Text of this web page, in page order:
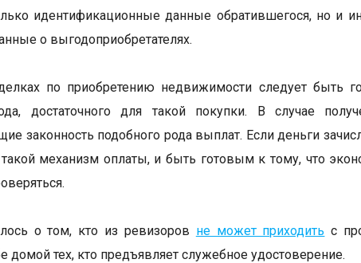
идентификационные данные обратившегося, но и
о выгодоприобретателях.
по приобретению недвижимости следует быть
достаточного для такой покупки. В случае
законность подобного рода выплат. Если деньги
механизм оплаты, и быть готовым к тому, что
о том, кто из ревизоров не может приходить с
домой тех, кто предъявляет служебное удостоверение.